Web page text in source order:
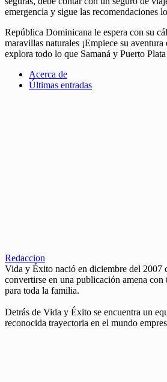
emergencia y sigue las recomendaciones
República Dominicana le espera con su
maravillas naturales ¡Empiece su
explora todo lo que Samaná y Puerto
Acerca de
Últimas entradas
Redaccion
Vida y Éxito nació en diciembre del 2007
convertirse en una publicación amena con
para toda la familia.
Detrás de Vida y Éxito se encuentra un
reconocida trayectoria en el mundo